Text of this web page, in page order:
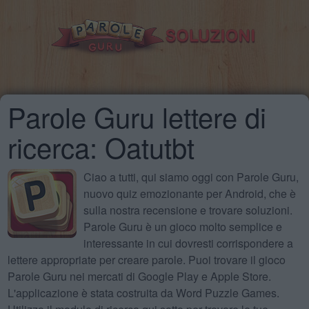
Parole Guru lettere di
ricerca: Oatutbt
Ciao a tutti, qui siamo oggi con Parole Guru,
nuovo quiz emozionante per Android, che è
sulla nostra recensione e trovare soluzioni.
Parole Guru è un gioco molto semplice e
interessante in cui dovresti corrispondere a
lettere appropriate per creare parole. Puoi trovare il gioco
Parole Guru nei mercati di Google Play e Apple Store.
L'applicazione è stata costruita da Word Puzzle Games.